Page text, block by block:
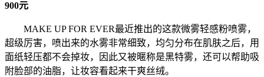
900元
MAKE UP FOR EVER最近推出的这款微雾轻感粉喷雾，
超级厉害，喷出来的水雾非常细致，均匀分布在肌肤之后，用
面纸轻压都不会掉妆，因此又被暱称是黑特雾，还可以帮助吸
附脸部的油脂，让妆容看起来干爽丝绒。